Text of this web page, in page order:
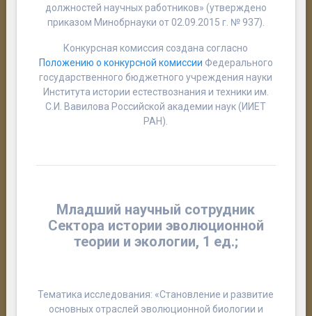
должностей научных работников» (утверждено
приказом Минобрнауки от 02.09.2015 г. № 937).
Конкурсная комиссия создана согласно
Положению о конкурсной комиссии Федерального
государственного бюджетного учреждения науки
Института истории естествознания и техники им.
С.И. Вавилова Российской академии наук (ИИЕТ
РАН).
Младший научный сотрудник
Сектора истории эволюционной
теории и экологии, 1 ед.;
Тематика исследования: «Становление и развитие
основных отраслей эволюционной биологии и